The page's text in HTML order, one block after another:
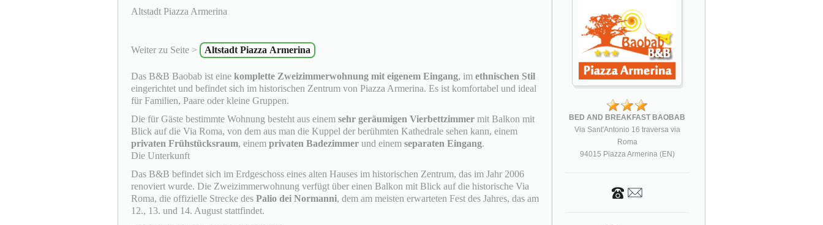
Altstadt Piazza Armerina
Weiter zu Seite > Altstadt Piazza Armerina
Das B&B Baobab ist eine komplette Zweizimmerwohnung mit eigenem Eingang, im ethnischen Stil
eingerichtet und befindet sich im historischen Zentrum von Piazza Armerina. Es ist komfortabel und ideal
für Familien, Paare oder kleine Gruppen.
Die für Gäste bestimmte Wohnung besteht aus einem sehr geräumigen Vierbettzimmer mit Balkon mit
Blick auf die Via Roma, von dem aus man die Kuppel der berühmten Kathedrale sehen kann, einem
privaten Frühstücksraum, einem privaten Badezimmer und einem separaten Eingang.
Die Unterkunft
Das B&B befindet sich im Erdgeschoss eines alten Hauses im historischen Zentrum, das im Jahr 2006
renoviert wurde. Die Zweizimmerwohnung verfügt über einen Balkon mit Blick auf die historische Via
Roma, die offizielle Strecke des Palio dei Normanni, dem am meisten erwarteten Fest des Jahres, das am
12., 13. und 14. August stattfindet.
BED AND BREAKFAST BAOBAB
Via Sant'Antonio 16 traversa via
Roma
94015 Piazza Armerina (EN)